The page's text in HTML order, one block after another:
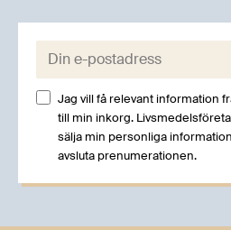
E-post:
Jag vill få relevant information
till min inkorg.
sälja min personliga
avsluta prenumerationen.